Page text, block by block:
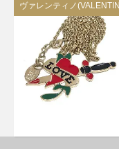
ヴァレンティノ